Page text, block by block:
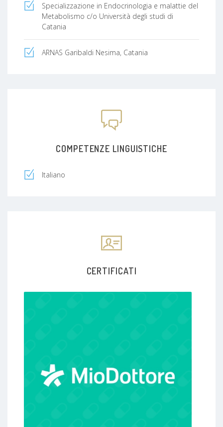
Specializzazione in Endocrinologia e malattie del
Metabolismo c/o Università degli studi di
Catania
ARNAS Garibaldi Nesima, Catania
COMPETENZE LINGUISTICHE
Italiano
CERTIFICATI